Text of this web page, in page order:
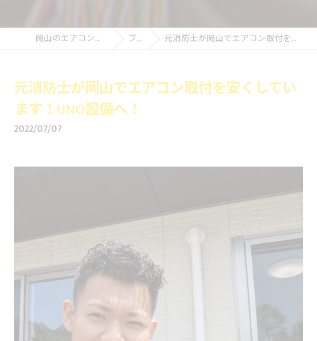
岡山のエアコン工事ならUNO設備 ブログ 元消防士が岡山でエアコン取付を安くしています！UNO設備へ！
元消防士が岡山でエアコン取付を安くしてい
ます！UNO設備へ！
2022/07/07